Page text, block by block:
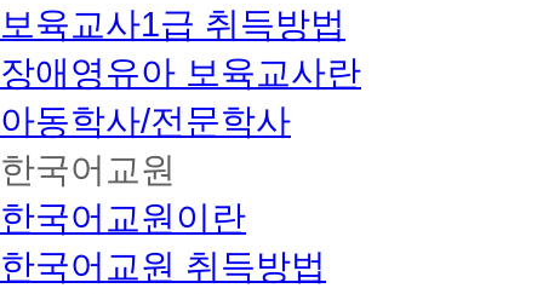
보육교사1급 취득방법
장애영유아 보육교사란
아동학사/전문학사
한국어교원
한국어교원이란
한국어교원 취득방법